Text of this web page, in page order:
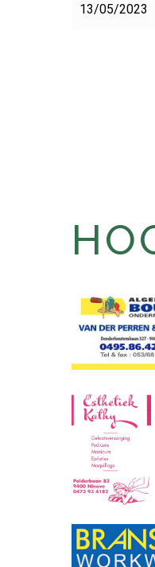
13/05/2023